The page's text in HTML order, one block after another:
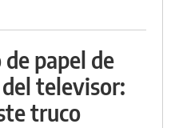
papel de
televisor:
truco